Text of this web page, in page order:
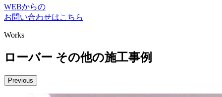
WEBからの
お問い合わせはこちら
Works
ローバー その他の施工事例
Previous